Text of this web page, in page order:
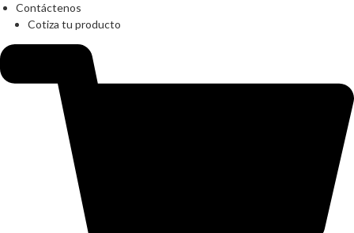
Contáctenos
Cotiza tu producto